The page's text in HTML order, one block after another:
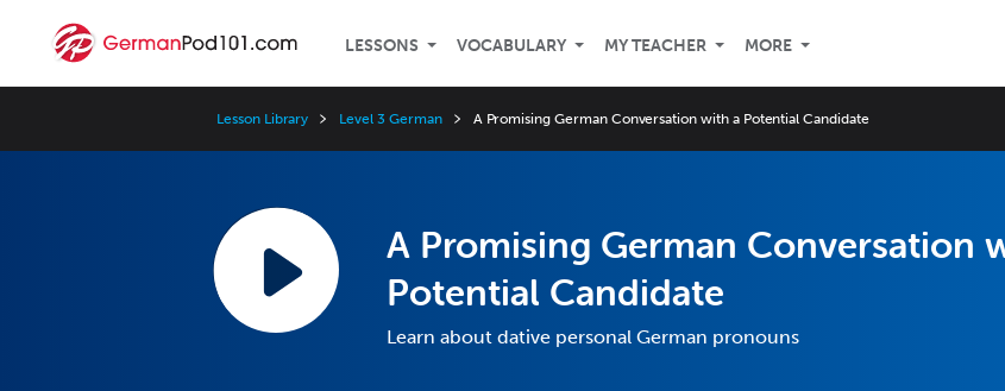
LESSONS VOCABULARY MY TEACHER MORE
Lesson Library Level 3 German A Promising German Conversation with a Potential Candidate
A Promising German Conversation
Potential Candidate
Learn about dative personal German pronouns